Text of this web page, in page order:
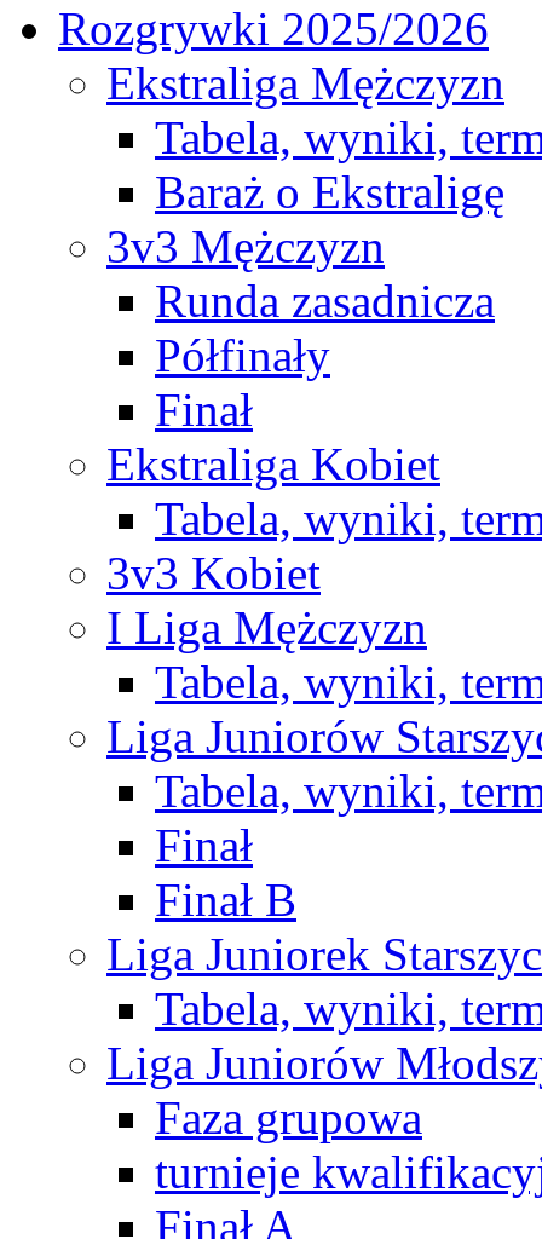
Rozgrywki 2025/2026
Ekstraliga Mężczyzn
Tabela, wyniki,
Baraż o Ekstraligę
3v3 Mężczyzn
Runda zasadnicza
Półfinały
Finał
Ekstraliga Kobiet
Tabela, wyniki,
3v3 Kobiet
I Liga Mężczyzn
Tabela, wyniki,
Liga Juniorów
Tabela, wyniki,
Finał
Finał B
Liga Juniorek
Tabela, wyniki,
Liga Juniorów
Faza grupowa
turnieje
Finał A